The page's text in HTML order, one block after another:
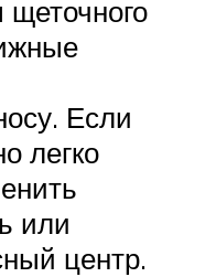
Если
легко
или
центр.